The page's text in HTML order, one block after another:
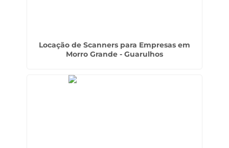
Locação de Scanners para Empresas em
Morro Grande - Guarulhos